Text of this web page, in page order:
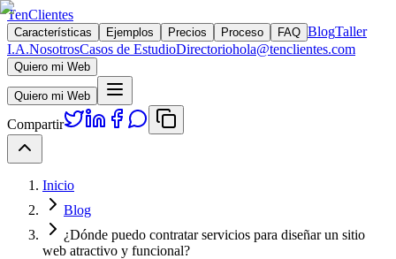
TenClientes
Características Ejemplos Precios Proceso FAQ BlogTaller
I.A.NosotrosCasos de EstudioDirectoriohola@tenclientes.com
Quiero mi Web
Quiero mi Web
Compartir
Inicio
Blog
¿Dónde puedo contratar servicios para diseñar un sitio
web atractivo y funcional?